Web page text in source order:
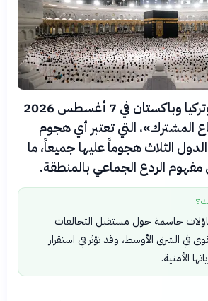
وقعت السعودية وتركيا وباكستان في 7 أغسطس 2026
المشترك»، التي تعتبر أي هجوم
الثلاث هجوماً عليها جميعاً، ما
مفهوم الردع الجماعي بالمنطقة.
حاسمة حول مستقبل التحالفات
في الشرق الأوسط، وقد تؤثر في استقرار
الأمنية.